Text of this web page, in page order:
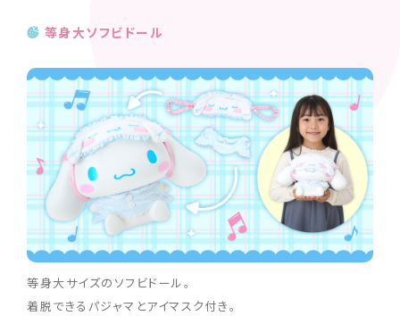
等身大ソフビドール
等身大サイズのソフビドール。
着脱できるパジャマとアイマスク付き。